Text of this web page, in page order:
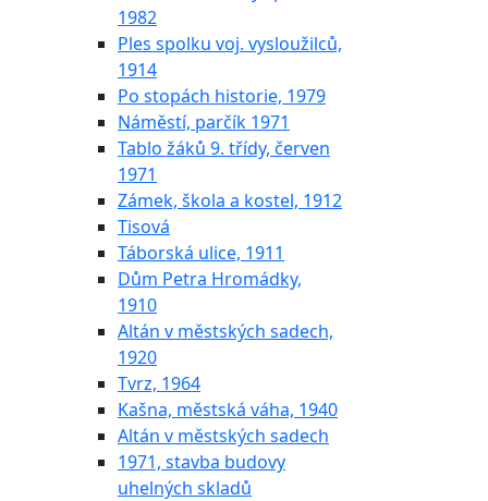
1982
Ples spolku voj. vysloužilců,
1914
Po stopách historie, 1979
Náměstí, parčík 1971
Tablo žáků 9. třídy, červen
1971
Zámek, škola a kostel, 1912
Tisová
Táborská ulice, 1911
Dům Petra Hromádky,
1910
Altán v městských sadech,
1920
Tvrz, 1964
Kašna, městská váha, 1940
Altán v městských sadech
1971, stavba budovy
uhelných skladů